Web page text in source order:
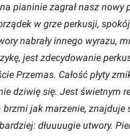
pianinie zagrał nasz nowy
w grze perkusji,
nabrały innego wyrazu,
jest zdecydowanie
Przemas. Całość płyty
dziwię się. Jest świetnym
brzmi jak marzenie, znajduje
dłuuuugie utwory.